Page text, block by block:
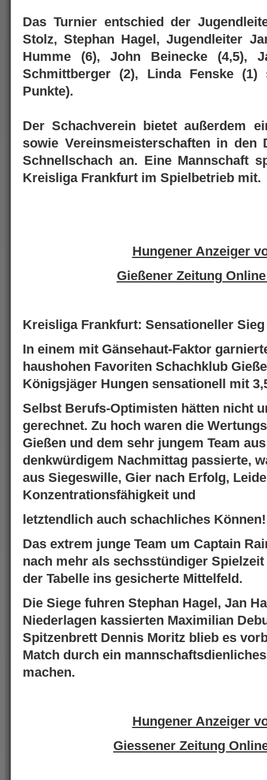
Das Turnier entschied der
Stolz, Stephan Hagel, Jugendleiter
Humme (6), John Beinecke (4,5),
Schmittberger (2), Linda Fenske
Punkte).
Der Schachverein bietet außerdem
sowie Vereinsmeisterschaften in den
Schnellschach an. Eine Mannschaft
Kreisliga Frankfurt im Spielbetrieb mit.
Hungener Anzeiger
Gießener Zeitung
Kreisliga Frankfurt: Sensationeller
In einem mit Gänsehaut-Faktor
haushohen Favoriten Schachklub
Königsjäger Hungen sensationell mit
Selbst Berufs-Optimisten hätten nicht
gerechnet. Zu hoch waren die
Gießen und dem sehr jungem Team
denkwürdigem Nachmittag passierte,
aus Siegeswille, Gier nach Erfolg,
Konzentrationsfähigkeit und
letztendlich auch schachliches Können!
Das extrem junge Team um Captain
nach mehr als sechsstündiger
der Tabelle ins gesicherte Mittelfeld.
Die Siege fuhren Stephan Hagel, Jan
Niederlagen kassierten Maximilian
Spitzenbrett Dennis Moritz blieb es
Match durch ein
machen.
Hungener Anzeiger
Giessener Zeitung